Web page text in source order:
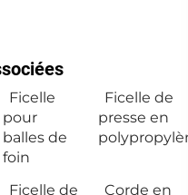
Ficelle
pour
balles de
foin
Ficelle de
presse en
Ficelle de
Corde en